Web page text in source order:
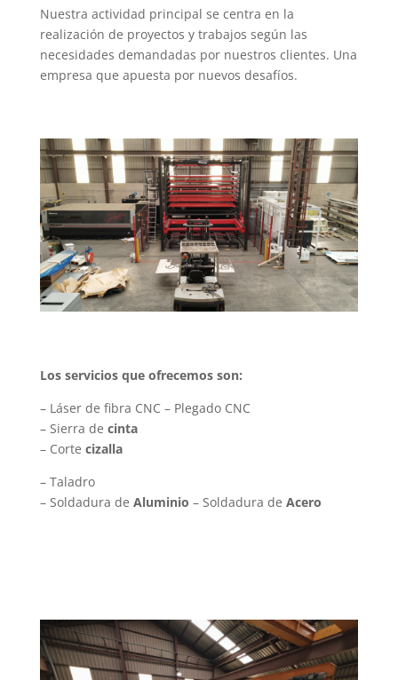
Nuestra actividad principal se centra en la
realización de proyectos y trabajos según las
necesidades demandadas por nuestros clientes. Una
empresa que apuesta por nuevos desafíos.
Los servicios que ofrecemos son:
– Láser de fibra CNC – Plegado CNC
– Sierra de cinta
– Corte cizalla
– Taladro
– Soldadura de Aluminio – Soldadura de Acero